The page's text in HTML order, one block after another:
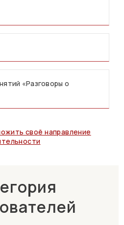
«Разговоры о
своё направление